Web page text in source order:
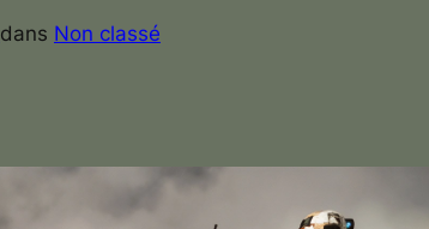
dans Non classé